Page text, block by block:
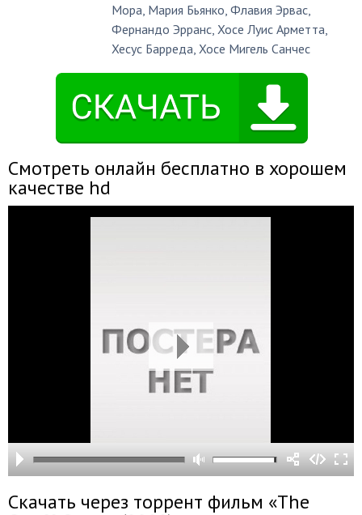
Мора, Мария Бьянко,Флавия Эрвас,
Фернандо Эрранс,Хосе Луис Арметта,
Хесус Барреда,Хосе Мигель Санчес
Смотреть онлайн бесплатно в хорошем
качестве hd
Скачать через торрент фильм «The